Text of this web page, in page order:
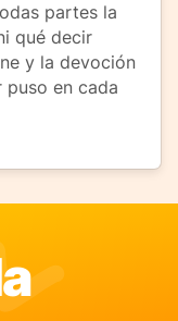
partes la
qué decir
y la devoción
en cada